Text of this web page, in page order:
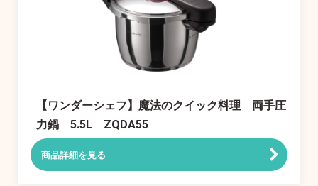
【ワンダーシェフ】魔法のクイック料理 両手圧
力鍋 5.5L ZQDA55
商品詳細を見る